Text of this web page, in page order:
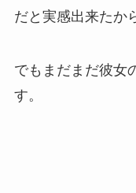
だと実感出来たか
でもまだまだ彼女
す。